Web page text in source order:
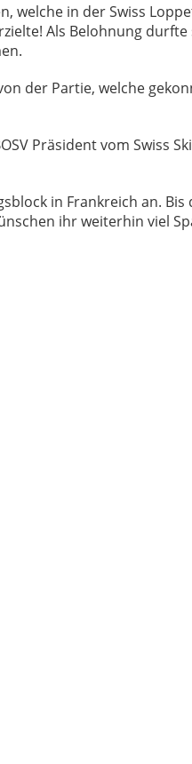
welche in der Swiss
Als Belohnung
der Partie, welche
Präsident vom Swiss
in Frankreich an. Bis
ihr weiterhin viel